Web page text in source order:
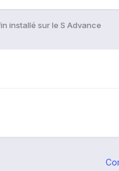
installé sur le S Advance